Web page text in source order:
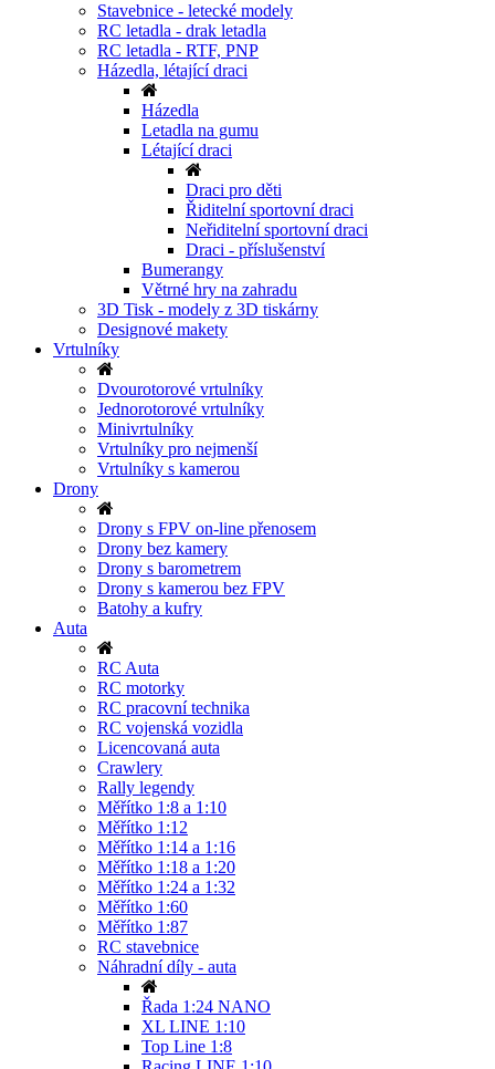
Stavebnice - letecké modely
RC letadla - drak letadla
RC letadla - RTF, PNP
Házedla, létající draci
Házedla
Letadla na gumu
Létající draci
Draci pro děti
Řiditelní sportovní draci
Neřiditelní sportovní draci
Draci - příslušenství
Bumerangy
Větrné hry na zahradu
3D Tisk - modely z 3D tiskárny
Designové makety
Vrtulníky
Dvourotorové vrtulníky
Jednorotorové vrtulníky
Minivrtulníky
Vrtulníky pro nejmenší
Vrtulníky s kamerou
Drony
Drony s FPV on-line přenosem
Drony bez kamery
Drony s barometrem
Drony s kamerou bez FPV
Batohy a kufry
Auta
RC Auta
RC motorky
RC pracovní technika
RC vojenská vozidla
Licencovaná auta
Crawlery
Rally legendy
Měřítko 1:8 a 1:10
Měřítko 1:12
Měřítko 1:14 a 1:16
Měřítko 1:18 a 1:20
Měřítko 1:24 a 1:32
Měřítko 1:60
Měřítko 1:87
RC stavebnice
Náhradní díly - auta
Řada 1:24 NANO
XL LINE 1:10
Top Line 1:8